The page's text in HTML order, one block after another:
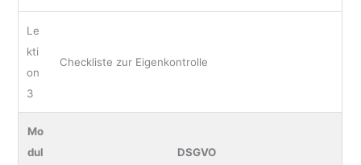
Le
kti
on
3
Checkliste zur Eigenkontrolle
Mo
dul
DSGVO